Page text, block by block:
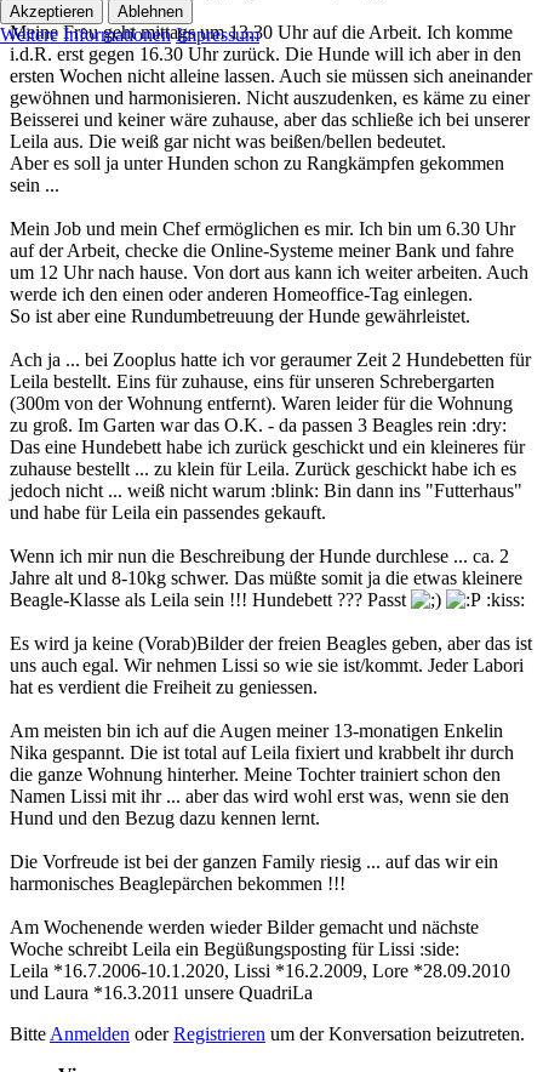
Meine Frau geht mittags um 13.30 Uhr auf die Arbeit. Ich komme
i.d.R. erst gegen 16.30 Uhr zurück. Die Hunde will ich aber in den
ersten Wochen nicht alleine lassen. Auch sie müssen sich aneinander
gewöhnen und harmonisieren. Nicht auszudenken, es käme zu einer
Beisserei und keiner wäre zuhause, aber das schließe ich bei unserer
Leila aus. Die weiß gar nicht was beißen/bellen bedeutet.
Aber es soll ja unter Hunden schon zu Rangkämpfen gekommen
sein ...
Mein Job und mein Chef ermöglichen es mir. Ich bin um 6.30 Uhr
auf der Arbeit, checke die Online-Systeme meiner Bank und fahre
um 12 Uhr nach hause. Von dort aus kann ich weiter arbeiten. Auch
werde ich den einen oder anderen Homeoffice-Tag einlegen.
So ist aber eine Rundumbetreuung der Hunde gewährleistet.
Ach ja ... bei Zooplus hatte ich vor geraumer Zeit 2 Hundebetten für
Leila bestellt. Eins für zuhause, eins für unseren Schrebergarten
(300m von der Wohnung entfernt). Waren leider für die Wohnung
zu groß. Im Garten war das O.K. - da passen 3 Beagles rein :dry:
Das eine Hundebett habe ich zurück geschickt und ein kleineres für
zuhause bestellt ... zu klein für Leila. Zurück geschickt habe ich es
jedoch nicht ... weiß nicht warum :blink: Bin dann ins "Futterhaus"
und habe für Leila ein passendes gekauft.
Wenn ich mir nun die Beschreibung der Hunde durchlese ... ca. 2
Jahre alt und 8-10kg schwer. Das müßte somit ja die etwas kleinere
Beagle-Klasse als Leila sein !!! Hundebett ??? Passt
:kiss:
Es wird ja keine (Vorab)Bilder der freien Beagles geben, aber das ist
uns auch egal. Wir nehmen Lissi so wie sie ist/kommt. Jeder Labori
hat es verdient die Freiheit zu geniessen.
Am meisten bin ich auf die Augen meiner 13-monatigen Enkelin
Nika gespannt. Die ist total auf Leila fixiert und krabbelt ihr durch
die ganze Wohnung hinterher. Meine Tochter trainiert schon den
Namen Lissi mit ihr ... aber das wird wohl erst was, wenn sie den
Hund und den Bezug dazu kennen lernt.
Die Vorfreude ist bei der ganzen Family riesig ... auf das wir ein
harmonisches Beaglepärchen bekommen !!!
Am Wochenende werden wieder Bilder gemacht und nächste
Woche schreibt Leila ein Begüßungsposting für Lissi :side:
Leila *16.7.2006-10.1.2020, Lissi *16.2.2009, Lore *28.09.2010
und Laura *16.3.2011 unsere QuadriLa
Bitte Anmelden oderRegistrieren um der Konversation beizutreten.
Akzeptieren Ablehnen
Weitere Informationen Impressum